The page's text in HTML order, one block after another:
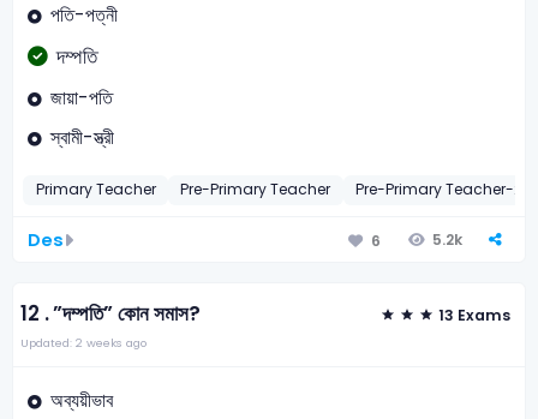
পতি-পত্নী
দম্পতি
জায়া-পতি
স্বামী-স্ত্রী
Primary Teacher Pre-Primary Teacher Pre-Primary Teacher-
Des 6 5.2k
12 .”দম্পতি” কোন সমাস? 13 Exams
Updated: 2 weeks ago
অব্যয়ীভাব